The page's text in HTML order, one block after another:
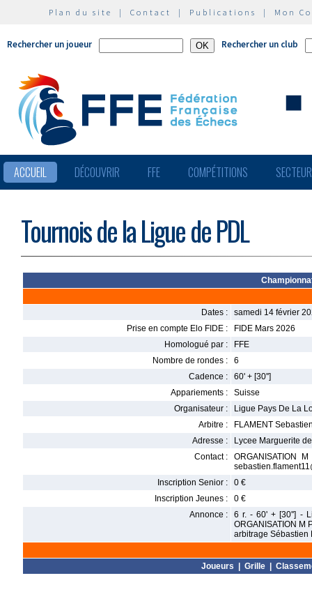
Plan du site | Contact | Publications | Mon
Rechercher un joueur Rechercher un club
ACCUEIL DÉCOUVRIR FFE COMPÉTITIONS
Tournois de la Ligue de PDL
Dates :
samedi 14 février
Prise en compte Elo FIDE :
FIDE Mars 2026
Homologué par :
FFE
Nombre de rondes :
6
Cadence :
60' + [30'']
Appariements :
Suisse
Organisateur :
Ligue Pays De La
Arbitre :
FLAMENT
Adresse :
Lycee Marguerite
Contact :
ORGANISATION
Inscription Senior :
0 €
Inscription Jeunes :
0 €
Annonce :
6 r. - 60' + [30''] -
ORGANISATION M
arbitrage Sébastien
Joueurs Grille